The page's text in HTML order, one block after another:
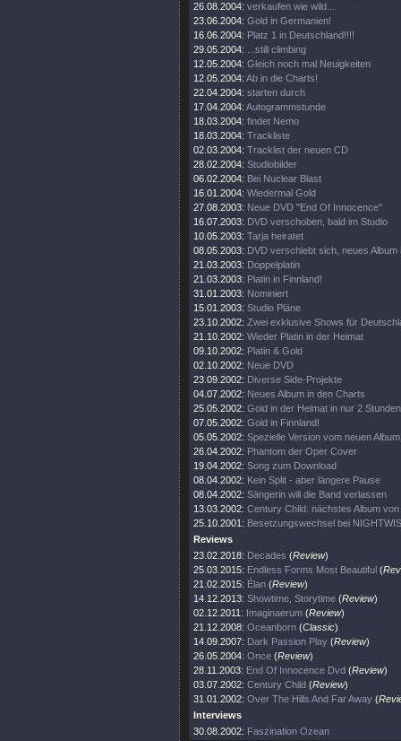
26.08.2004: verkaufen wie wild...
23.06.2004: Gold in Germanien!
16.06.2004: Platz 1 in Deutschland!!!!
29.05.2004:
...still climbing
12.05.2004: Gleich noch mal Neuigkeiten
12.05.2004: Ab in die Charts!
22.04.2004: starten durch
17.04.2004: Autogrammstunde
18.03.2004: findet Nemo
18.03.2004: Trackliste
02.03.2004: Tracklist der neuen CD
28.02.2004: Studiobilder
06.02.2004: Bei Nuclear Blast
16.01.2004: Wiedermal Gold
27.08.2003: Neue DVD "End Of Innocence"
16.07.2003: DVD verschoben, bald im Studio
10.05.2003: Tarja heiratet
08.05.2003: DVD verschiebt sich, neues Album
21.03.2003: Doppelplatin
21.03.2003: Platin in Finnland!
31.01.2003: Nominiert
15.01.2003: Studio Pläne
23.10.2002: Zwei exklusive Shows für
21.10.2002: Wieder Platin in der Heimat
09.10.2002: Platin & Gold
02.10.2002: Neue DVD
23.09.2002: Diverse Side-Projekte
04.07.2002: Neues Album in den Charts
25.05.2002: Gold in der Heimat in nur 2 Stunden
07.05.2002: Gold in Finnland!
05.05.2002: Spezielle Version vom neuen Album
26.04.2002: Phantom der Oper Cover
19.04.2002: Song zum Download
08.04.2002: Kein Split - aber längere Pause
08.04.2002: Sängerin will die Band verlassen
13.03.2002: Century Child: nächstes Album
25.10.2001: Besetzungswechsel bei
Reviews
23.02.2018: Decades (Review)
25.03.2015: Endless Forms Most Beautiful (
21.02.2015: Élan (Review)
14.12.2013: Showtime, Storytime (Review)
02.12.2011: Imaginaerum (Review)
21.12.2008: Oceanborn (Classic)
14.09.2007: Dark Passion Play (Review)
26.05.2004: Once (Review)
28.11.2003: End Of Innocence Dvd (Review)
03.07.2002: Century Child (Review)
31.01.2002: Over The Hills And Far Away (
Interviews
30.08.2002: Faszination Ozean